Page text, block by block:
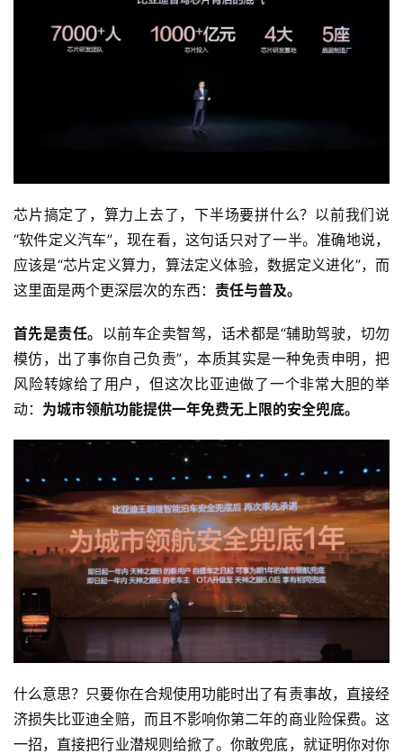
芯片搞定了，算力上去了，下半场要拼什么？以前我们说
“软件定义汽车”，现在看，这句话只对了一半。准确地说，
应该是“芯片定义算力，算法定义体验，数据定义进化”，而
这里面是两个更深层次的东西： 责任与普及。
首先是责任。 以前车企卖智驾，话术都是“辅助驾驶，切勿
模仿，出了事你自己负责”，本质其实是一种免责申明，把
风险转嫁给了用户，但这次比亚迪做了一个非常大胆的举
动： 为城市领航功能提供一年免费无上限的安全兜底。
什么意思？只要你在合规使用功能时出了有责事故，直接经
济损失比亚迪全赔，而且不影响你第二年的商业险保费。这
一招，直接把行业潜规则给掀了。你敢兜底，就证明你对你